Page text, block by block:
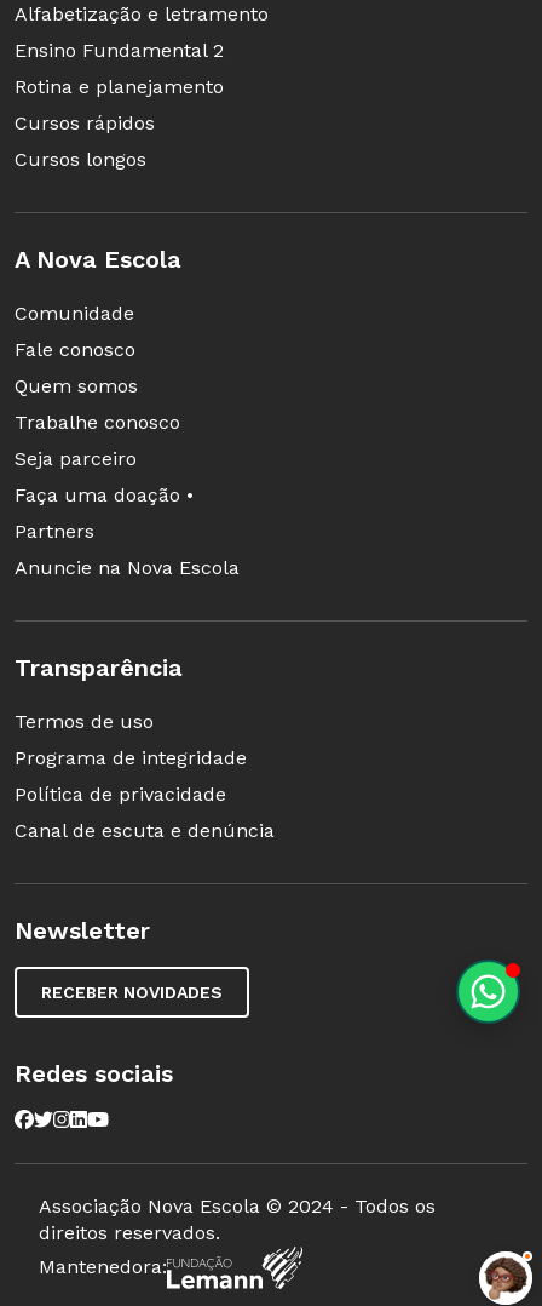
Alfabetização e letramento
Ensino Fundamental 2
Rotina e planejamento
Cursos rápidos
Cursos longos
A Nova Escola
Comunidade
Fale conosco
Quem somos
Trabalhe conosco
Seja parceiro
Faça uma doação •
Partners
Anuncie na Nova Escola
Transparência
Termos de uso
Programa de integridade
Política de privacidade
Canal de escuta e denúncia
Newsletter
RECEBER NOVIDADES
Redes sociais
Associação Nova Escola © 2024 - Todos os
direitos reservados.
Mantenedora: